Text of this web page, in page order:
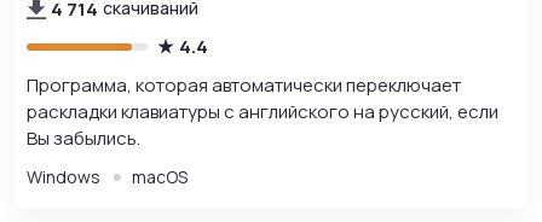
4 714 скачиваний
4.4
Программа, которая автоматически переключает
раскладки клавиатуры с английского на русский, если
Вы забылись.
Windows macOS